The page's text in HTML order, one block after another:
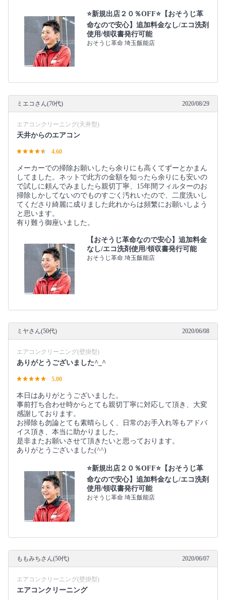
⭐️新規出店２０％OFF⭐️【おそうじ革
命なので安心】追加料金なし/エコ洗剤
使用/領収書発行可能
おそうじ革命 埼玉飯能店
ミエコさん(70代) 2020/08/29
エアコンクリーニング(天井型)
天井からのエアコン
4.60
メーカーでの掃除お願いしたら余りにも高くてずーとかまん
してました。ネットで此方の金額を知ったら余りにも安いの
で試しに頼んでみましたら親切丁寧、15年間フィルターのお
掃除しかしてないのでものすごく汚れいたので、二度洗いし
てくださり綺麗に成りました此れからは頻繁にお願いしよう
と思います。
有り難う御座いました。
【おそうじ革命なので安心】追加料金
なし/エコ洗剤使用/領収書発行可能
おそうじ革命 埼玉飯能店
ミヤさん(50代) 2020/06/08
エアコンクリーニング(壁掛型)
ありがとうございました^_^
5.00
本日はありがとうございました。
事前打ち合わせ時からとても親切丁寧に対応して頂き、大変
感謝しております。
お掃除も勿論とても素晴らしく、日常のお手入れ等もアドバ
イス頂き、本当に助かりました。
是非またお願いさせて頂きたいと思っております。
ありがとうございました(^^)
⭐️新規出店２０％OFF⭐️【おそうじ革
命なので安心】追加料金なし/エコ洗剤
使用/領収書発行可能
おそうじ革命 埼玉飯能店
ももみちさん(50代) 2020/06/07
エアコンクリーニング(壁掛型)
エアコンクリーニング